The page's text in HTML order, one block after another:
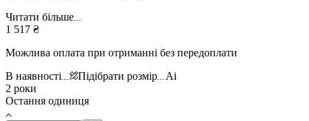
Читати більше
1 517 ₴
Можлива оплата при отриманні без передоплати
В наявності
Підібрати розмір
Ai
2 роки
Остання одиниця